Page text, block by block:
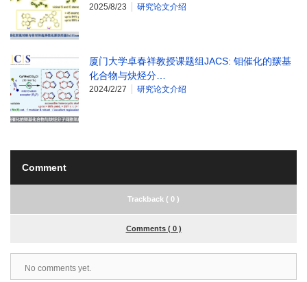
2025/8/23 研究论文介绍
厦门大学卓春祥教授课题组JACS: 钼催化的羰基
化合物与炔烃分…
2024/2/27 研究论文介绍
Comment
Trackback ( 0 )
Comments ( 0 )
No comments yet.